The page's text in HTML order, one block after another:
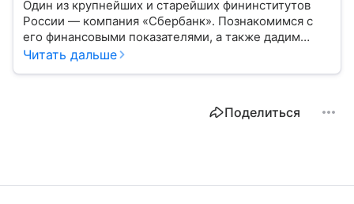
Один из крупнейших и старейших фининститутов
России — компания «Сбербанк». Познакомимся с
его финансовыми показателями, а также дадим
прогноз эксперта о стоимости акций в 2026 году.
Читать дальше
Поделиться